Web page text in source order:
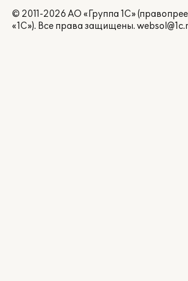
© 2011-2026 АО «Группа 1С»
«1С»). Все права защищены.